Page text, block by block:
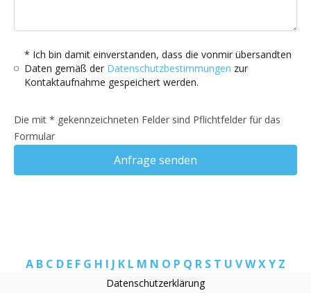
* Ich bin damit einverstanden, dass die vonmir übersandten
Daten gemäß der Datenschutzbestimmungen zur
Kontaktaufnahme gespeichert werden.
Die mit * gekennzeichneten Felder sind Pflichtfelder für das
Formular
Anfrage senden
A B C D E F G H I J K L M N O P Q R S T U VWXY Z
Datenschutzerklärung